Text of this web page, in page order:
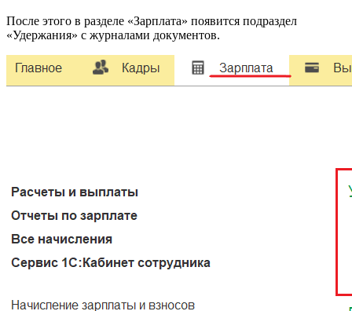
После этого в разделе «Зарплата» появится подраздел
«Удержания» с журналами документов.